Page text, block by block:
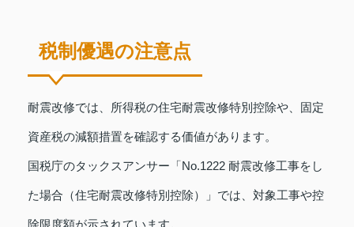
税制優遇の注意点
耐震改修では、所得税の住宅耐震改修特別控除や、固定
資産税の減額措置を確認する価値があります。
国税庁のタックスアンサー「No.1222 耐震改修工事をし
た場合（住宅耐震改修特別控除）」では、対象工事や控